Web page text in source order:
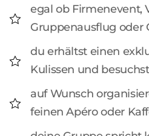
egal ob Firmenevent,
Gruppenausflug oder
du erhältst einen
Kulissen und
auf Wunsch
feinen Apéro oder